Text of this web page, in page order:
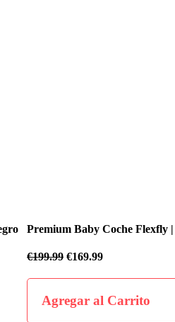
Premium Baby Coche Flexfly | Gris
199.99 €169.99
Agregar al Carrito